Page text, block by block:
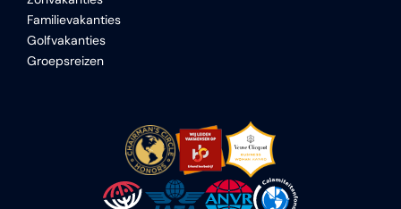
Familievakanties
Golfvakanties
Groepsreizen